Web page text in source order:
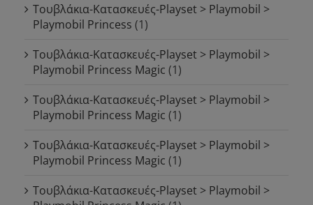
Τουβλάκια-Κατασκευές-Playset > Playmobil >
Playmobil Princess (1)
Τουβλάκια-Κατασκευές-Playset > Playmobil >
Playmobil Princess Magic (1)
Τουβλάκια-Κατασκευές-Playset > Playmobil >
Playmobil Princess Magic (1)
Τουβλάκια-Κατασκευές-Playset > Playmobil >
Playmobil Princess Magic (1)
Τουβλάκια-Κατασκευές-Playset > Playmobil >